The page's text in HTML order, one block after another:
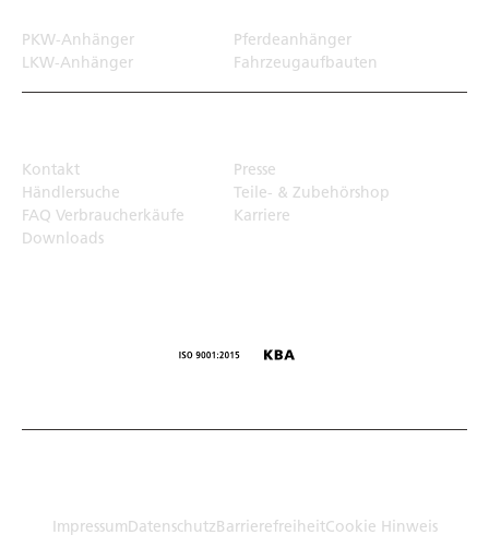
PKW-Anhänger
Pferdeanhänger
LKW-Anhänger
Fahrzeugaufbauten
Kontakt
Presse
Händlersuche
Teile- & Zubehörshop
FAQ Verbraucherkäufe
Karriere
Downloads
ImpressumDatenschutzBarrierefreiheitCookie Hinweis